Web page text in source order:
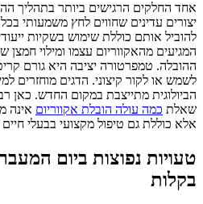
אחד החלקים הרגישים ביותר בתהליך
יצורים עדינים שחווים לחץ משמעותי
להוביל אותם כוללת שימוש בשקיות
המגיעים מהאקווריום עצמו ומילוי
ההובלה. טמפרטורה יציבה היא גורם
לשמש או לקור קיצוני. הדגים מוחזרים
הביולוגית מתייצבת במקום החדש. כאן
שאלת כמה עולה הובלת אקווריום אינה
אלא כוללת גם טיפול מקצועי בבעלי חיים
טעויות נפוצות ביום
בקלות